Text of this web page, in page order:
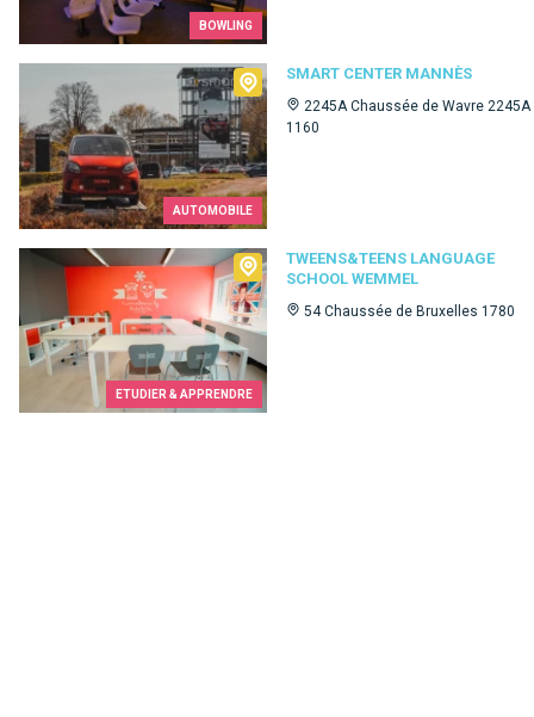
BOWLING
AUTOMOBILE
SMART CENTER MANNÈS
2245A Chaussée de Wavre 2245A
1160
Smart Center Mannès
ETUDIER & APPRENDRE
TWEENS&TEENS LANGUAGE
SCHOOL WEMMEL
54 Chaussée de Bruxelles 1780
Tweens&Teens language school Wemmel